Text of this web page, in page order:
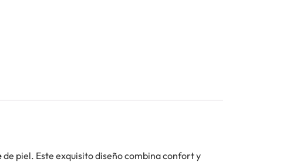
de piel. Este exquisito diseño combina confort y